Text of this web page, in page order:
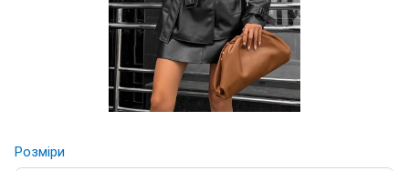
Розміри